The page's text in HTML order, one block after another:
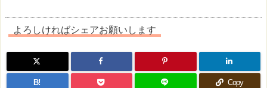
よろしければシェアお願いします
B! Copy